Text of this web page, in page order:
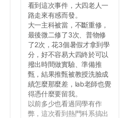
看到這次事件，大四老人一
路走來有感而發。
大一主科被當，不斷重修，
最後微二修了3次、普物修
了2次，花3個暑假才拿到學
分，好不容易大四終於可以
撥出時間做實驗、準備推
甄，結果推甄被教授洗臉成
績怎麼那麼差，lab老師也覺
得憑什麼要留我。
以前多少也看過同學有作
弊，這次看到熱門科系搞出